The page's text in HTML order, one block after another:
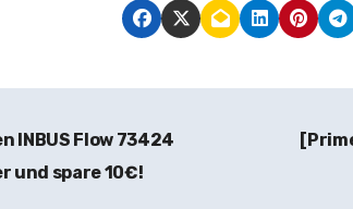
INBUS Flow 73424
und spare 10€!